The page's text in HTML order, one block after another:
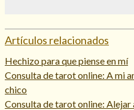
Artículos relacionados
Hechizo para que piense en mí
Consulta de tarot online: A mi
chico
Consulta de tarot online: